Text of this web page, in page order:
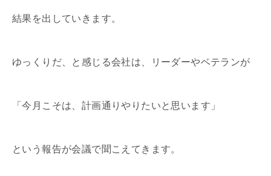
結果を出していきます。
ゆっくりだ、と感じる会社は、リーダーやベテランが
「今月こそは、計画通りやりたいと思います」
という報告が会議で聞こえてきます。